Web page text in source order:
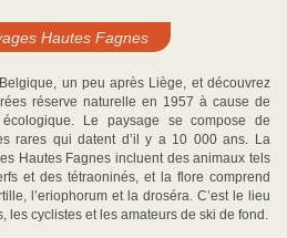
Hautes Fagnes
un peu après Liège, et découvrez
réserve naturelle en 1957 à cause de
Le paysage se compose de
rares qui datent d’il y a 10 000 ans. La
Hautes Fagnes incluent des animaux tels
et des tétraoninés, et la flore comprend
l’eriophorum et la droséra. C’est le lieu
les cyclistes et les amateurs de ski de fond.